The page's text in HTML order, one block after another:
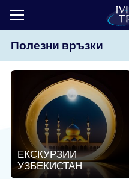
ТОП ОФЕРТИ
ЕКСКУРЗИИ
ЕКЗОТИКА
КРУИЗИ
LAST MINUTE
Полезни връзки
ЕКСКУРЗИИ
УЗБЕКИСТАН